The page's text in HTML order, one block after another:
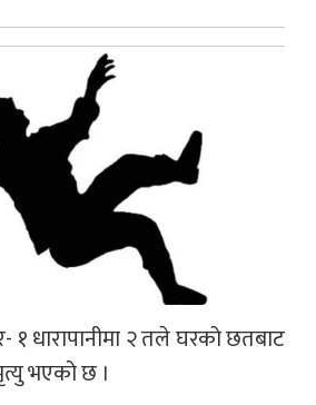
१ धारापानीमा २ तले घरको छतबाट
भएको छ ।